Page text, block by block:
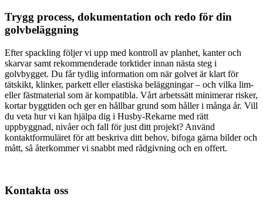
Trygg process, dokumentation och redo för din
golvbeläggning
Efter spackling följer vi upp med kontroll av planhet, kanter och
skarvar samt rekommenderade torktider innan nästa steg i
golvbygget. Du får tydlig information om när golvet är klart för
tätskikt, klinker, parkett eller elastiska beläggningar – och vilka lim-
eller fästmaterial som är kompatibla. Vårt arbetssätt minimerar risker,
kortar byggtiden och ger en hållbar grund som håller i många år. Vill
du veta hur vi kan hjälpa dig i Husby-Rekarne med rätt
uppbyggnad, nivåer och fall för just ditt projekt? Använd
kontaktformuläret för att beskriva ditt behov, bifoga gärna bilder och
mått, så återkommer vi snabbt med rådgivning och en offert.
Kontakta oss